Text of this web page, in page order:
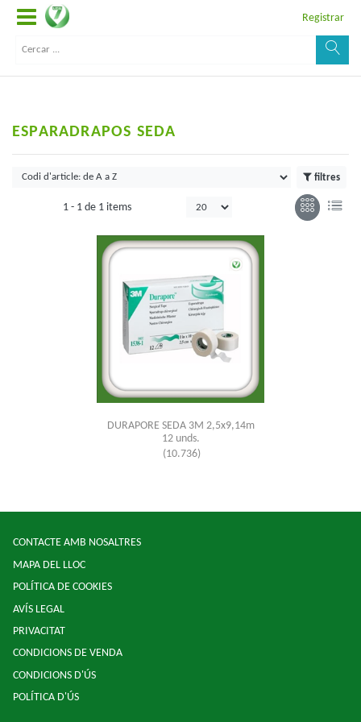
Registrar
ESPARADRAPOS SEDA
filtres
1 - 1 de 1 items
DURAPORE SEDA 3M 2,5x9,14m
12 unds.
(10.736)
CONTACTE AMB NOSALTRES
MAPA DEL LLOC
POLÍTICA DE COOKIES
AVÍS LEGAL
PRIVACITAT
CONDICIONS DE VENDA
CONDICIONS D'ÚS
POLÍTICA D'ÚS